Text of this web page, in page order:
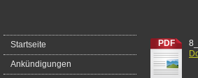
Startseite
Ankündigungen
PDF